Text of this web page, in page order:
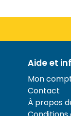
Aide et
Mon
Contact
À propos